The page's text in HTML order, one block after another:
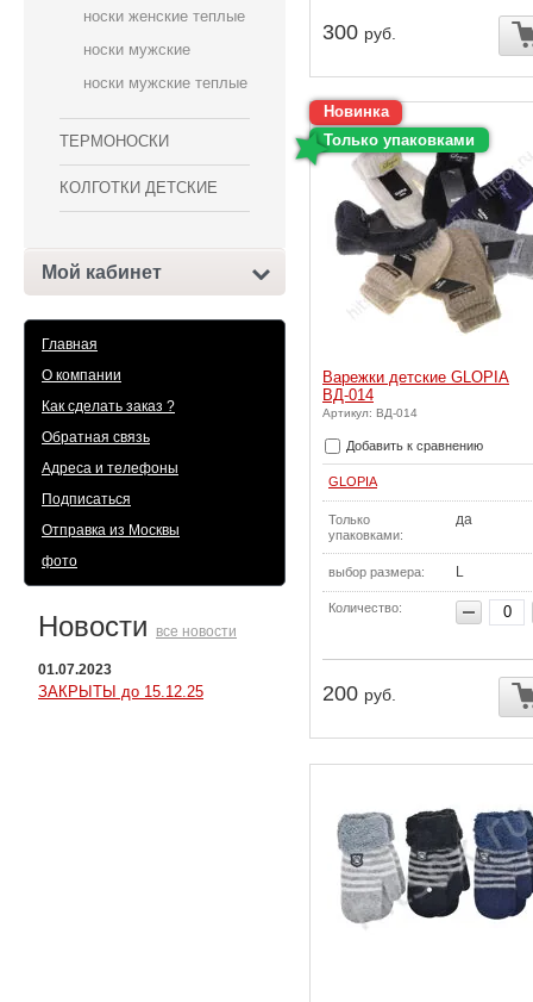
носки женские теплые
носки мужские
носки мужские теплые
ТЕРМОНОСКИ
КОЛГОТКИ ДЕТСКИЕ
Мой кабинет
Главная
О компании
Как сделать заказ ?
Обратная связь
Адреса и телефоны
Подписаться
Отправка из Москвы
фото
Новости все новости
01.07.2023
ЗАКРЫТЫ до 15.12.25
300 руб.
Новинка
Только упаковками
Варежки детские GLOPIA
ВД-014
Артикул: ВД-014
Добавить к сравнению
GLOPIA
Только
упаковками:
да
выбор размера: L
Количество:
200 руб.